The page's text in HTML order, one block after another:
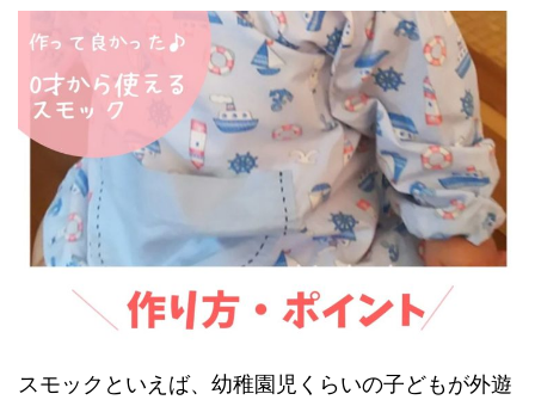
スモックといえば、幼稚園児くらいの子どもが外遊